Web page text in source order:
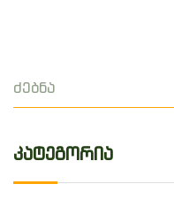
კატეგორია